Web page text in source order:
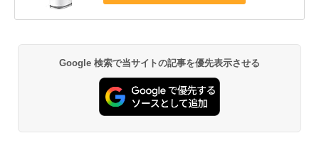
Google 検索で当サイトの記事を優先表示させる